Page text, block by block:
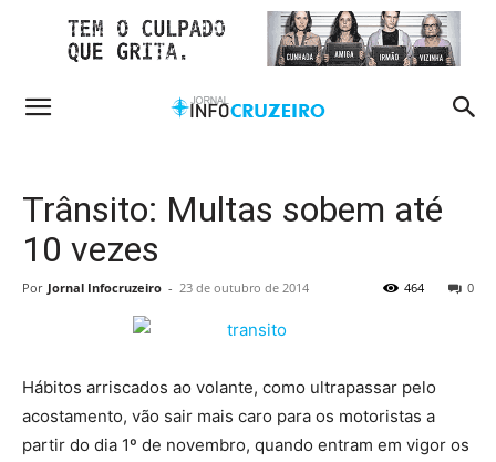
Trânsito: Multas sobem até
10 vezes
Por Jornal Infocruzeiro - 23 de outubro de 2014 0
464
Hábitos arriscados ao volante, como ultrapassar pelo
acostamento, vão sair mais caro para os motoristas a
partir do dia 1º de novembro, quando entram em vigor os